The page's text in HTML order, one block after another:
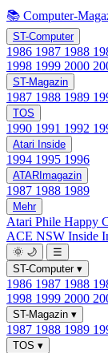
📚 Computer-
ST-Computer
1986 1987 1988
1998 1999 2000
ST-Magazin
1987 1988 1989
TOS
1990 1991 1992
Atari Inside
1994 1995 1996
ATARImagazin
1987 1988 1989
Mehr
Atari Phile Happy
ACE NSW Inside
🌞 🌙
☰
ST-Computer ▾
1986 1987 1988
1998 1999 2000
ST-Magazin ▾
1987 1988 1989
TOS ▾